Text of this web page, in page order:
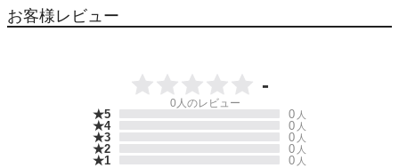
お客様レビュー
-
0 人のレビュー
★5 0 人
★4 0 人
★3 0 人
★2 0 人
★1 0 人